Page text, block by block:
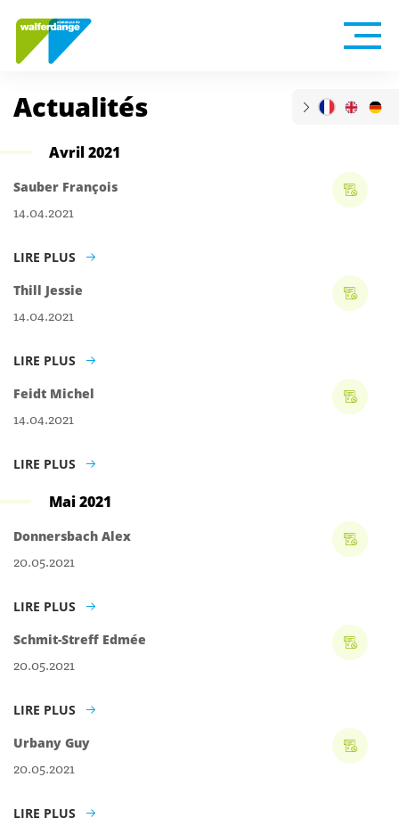
Actualités
Avril 2021
Sauber François
14.04.2021
LIRE PLUS
Thill Jessie
14.04.2021
LIRE PLUS
Feidt Michel
14.04.2021
LIRE PLUS
Mai 2021
Donnersbach Alex
20.05.2021
LIRE PLUS
Schmit-Streff Edmée
20.05.2021
LIRE PLUS
Urbany Guy
20.05.2021
LIRE PLUS